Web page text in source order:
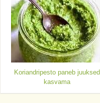
Koriandripesto paneb juuksed
kasvama